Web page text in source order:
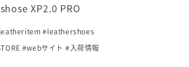
XP2.0 PRO
#leathershoes
#webサイト #入荷情報